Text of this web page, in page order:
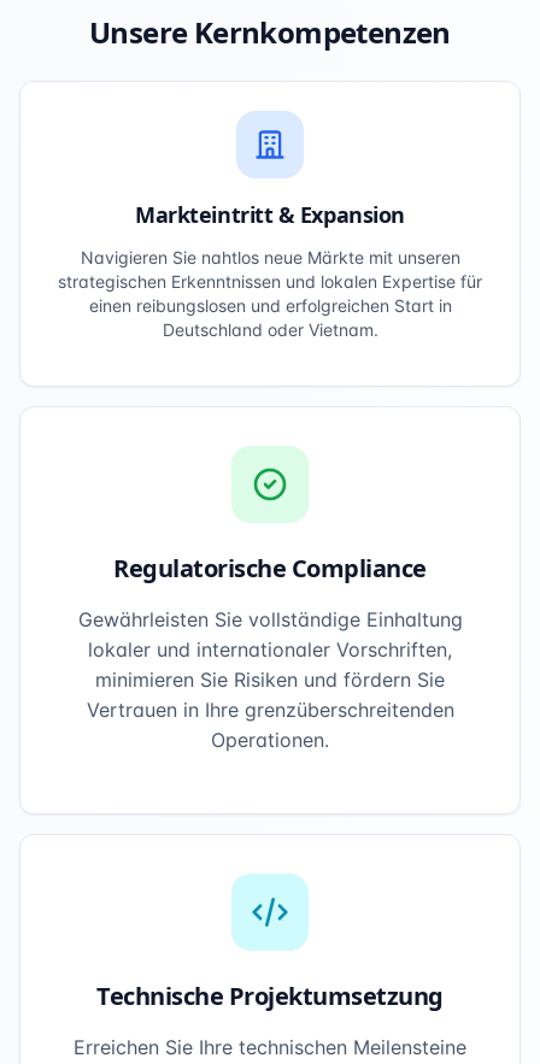
Unsere Kernkompetenzen
Markteintritt & Expansion
Navigieren Sie nahtlos neue Märkte mit unseren
strategischen Erkenntnissen und lokalen Expertise für
einen reibungslosen und erfolgreichen Start in
Deutschland oder Vietnam.
Regulatorische Compliance
Gewährleisten Sie vollständige Einhaltung
lokaler und internationaler Vorschriften,
minimieren Sie Risiken und fördern Sie
Vertrauen in Ihre grenzüberschreitenden
Operationen.
Technische Projektumsetzung
Erreichen Sie Ihre technischen Meilensteine